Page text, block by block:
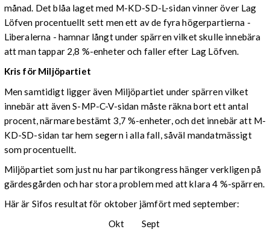
månad. Det blåa laget med M-KD-SD-L-sidan vinner över Lag
Löfven procentuellt sett men ett av de fyra högerpartierna -
Liberalerna - hamnar långt under spärren vilket skulle innebära
att man tappar 2,8 %-enheter och faller efter Lag Löfven.
Kris för Miljöpartiet
Men samtidigt ligger även Miljöpartiet under spärren vilket
innebär att även S-MP-C-V-sidan måste räkna bort ett antal
procent, närmare bestämt 3,7 %-enheter, och det innebär att M-
KD-SD-sidan tar hem segern i alla fall, såväl mandatmässigt
som procentuellt.
Miljöpartiet som just nu har partikongress hänger verkligen på
gärdesgården och har stora problem med att klara 4 %-spärren.
Här är Sifos resultat för oktober jämfört med september:
Okt Sept